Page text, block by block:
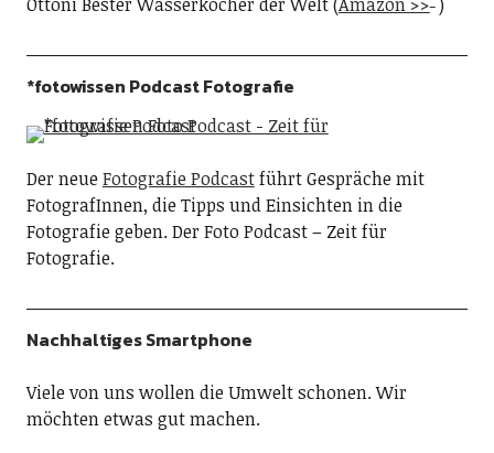
*fotowissen Podcast Fotografie
Der neueFotografie Podcastführt Gespräche mit
FotografInnen, die Tipps und Einsichten in die
Fotografie geben. Der Foto Podcast – Zeit für
Fotografie.
Nachhaltiges Smartphone
Viele von uns wollen die Umwelt schonen. Wir
möchten etwas gut machen.